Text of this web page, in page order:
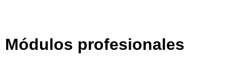
Módulos profesionales